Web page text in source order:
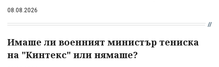
08.08.2026
Имаше ли военният министър тениска
на "Кинтекс" или нямаше?